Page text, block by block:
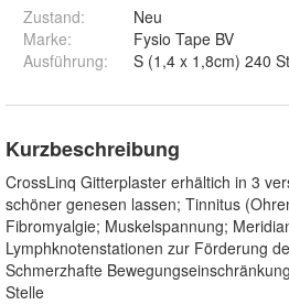
Zustand:
Neu
Marke:
Fysio Tape BV
Ausführung:
Kurzbeschreibung
CrossLinq Gitterplaster erhältich in 3
schöner genesen lassen; Tinnitus
Fibromyalgie; Muskelspannung;
Lymphknotenstationen zur Förderung
Schmerzhafte
Stelle